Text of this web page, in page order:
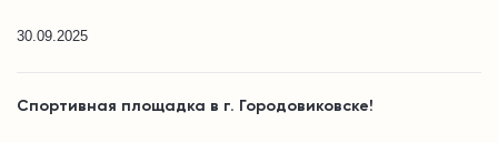
30.09.2025
Спортивная площадка в г. Городовиковске!